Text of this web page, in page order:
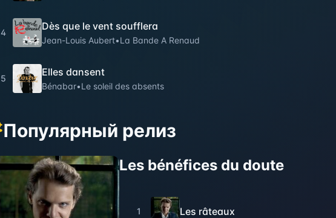
4
Dès que le vent soufflera
Jean-Louis Aubert•La Bande A Renaud
5
Elles dansent
Bénabar•Le soleil des absents
Популярный релиз
Les bénéfices du doute
1 Les râteaux